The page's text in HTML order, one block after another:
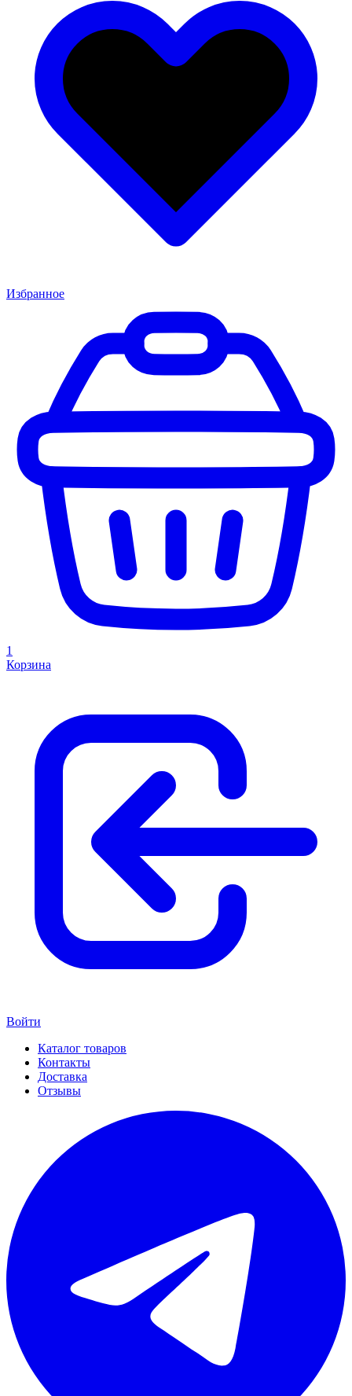
Избранное
1
Корзина
Войти
Каталог товаров
Контакты
Доставка
Отзывы